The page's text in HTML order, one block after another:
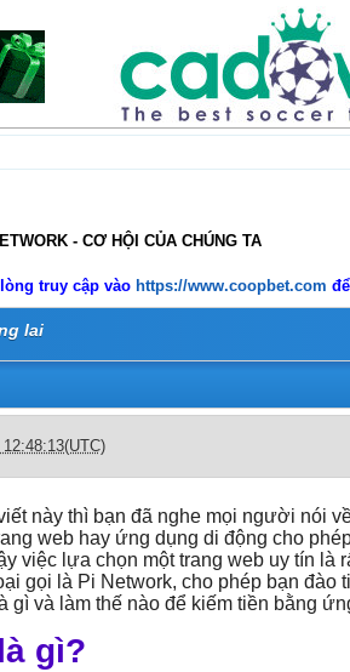
- CƠ HỘI CỦA CHÚNG TA
truy cập vào https://www.coopbet.com
lai
này thì bạn đã nghe mọi người nói
web hay ứng dụng di động cho
việc lựa chọn một trang web uy tín
gọi là Pi Network, cho phép bạn
gì và làm thế nào để kiếm tiền bằng
gì?